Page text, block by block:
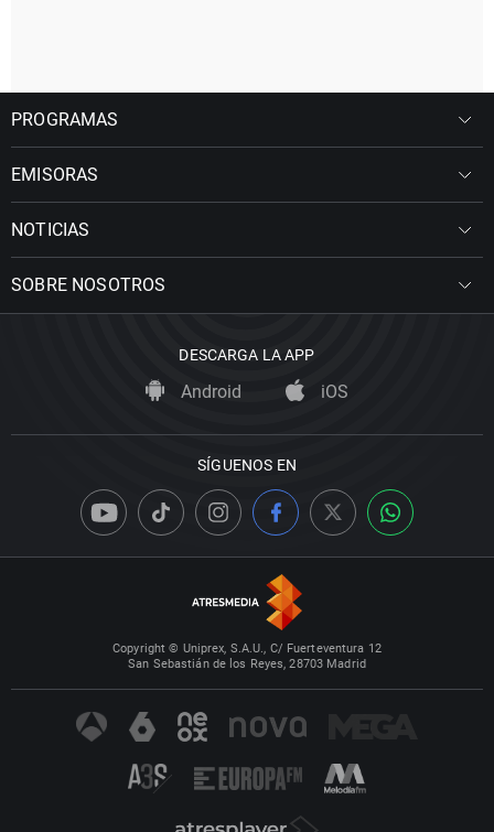
PROGRAMAS
EMISORAS
NOTICIAS
SOBRE NOSOTROS
DESCARGA LA APP
Android iOS
SÍGUENOS EN
Copyright © Uniprex, S.A.U., C/ Fuerteventura 12
San Sebastián de los Reyes, 28703 Madrid